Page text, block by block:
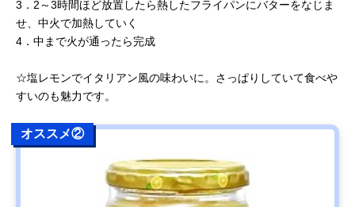
3．2～3時間ほど放置したら熱したフライパンにバターをなじま
せ、中火で加熱していく
4．中まで火が通ったら完成
☆塩レモンでイタリアン風の味わいに。さっぱりしていて食べや
すいのも魅力です。
オススメ②